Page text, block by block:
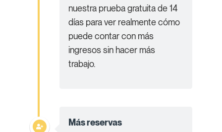
nuestra prueba gratuita de 14
días para ver realmente cómo
puede contar con más
ingresos sin hacer más
trabajo.
Más reservas